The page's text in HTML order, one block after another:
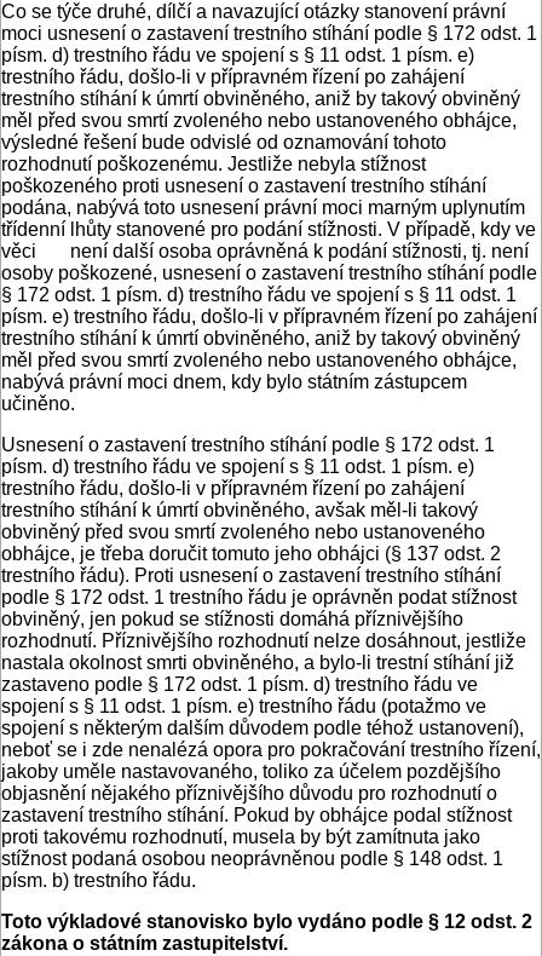
Co se týče druhé, dílčí a navazující otázky stanovení právní
moci usnesení o zastavení trestního stíhání podle § 172 odst. 1
písm. d) trestního řádu ve spojení s § 11 odst. 1 písm. e)
trestního řádu, došlo-li v přípravném řízení po zahájení
trestního stíhání k úmrtí obviněného, aniž by takový obviněný
měl před svou smrtí zvoleného nebo ustanoveného obhájce,
výsledné řešení bude odvislé od oznamování tohoto
rozhodnutí poškozenému. Jestliže nebyla stížnost
poškozeného proti usnesení o zastavení trestního stíhání
podána, nabývá toto usnesení právní moci marným uplynutím
třídenní lhůty stanovené pro podání stížnosti. V případě, kdy ve
věci není další osoba oprávněná k podání stížnosti, tj. není
osoby poškozené, usnesení o zastavení trestního stíhání podle
§ 172 odst. 1 písm. d) trestního řádu ve spojení s § 11 odst. 1
písm. e) trestního řádu, došlo-li v přípravném řízení po zahájení
trestního stíhání k úmrtí obviněného, aniž by takový obviněný
měl před svou smrtí zvoleného nebo ustanoveného obhájce,
nabývá právní moci dnem, kdy bylo státním zástupcem
učiněno.
Usnesení o zastavení trestního stíhání podle § 172 odst. 1
písm. d) trestního řádu ve spojení s § 11 odst. 1 písm. e)
trestního řádu, došlo-li v přípravném řízení po zahájení
trestního stíhání k úmrtí obviněného, avšak měl-li takový
obviněný před svou smrtí zvoleného nebo ustanoveného
obhájce, je třeba doručit tomuto jeho obhájci (§ 137 odst. 2
trestního řádu). Proti usnesení o zastavení trestního stíhání
podle § 172 odst. 1 trestního řádu je oprávněn podat stížnost
obviněný, jen pokud se stížnosti domáhá příznivějšího
rozhodnutí. Příznivějšího rozhodnutí nelze dosáhnout, jestliže
nastala okolnost smrti obviněného, a bylo-li trestní stíhání již
zastaveno podle § 172 odst. 1 písm. d) trestního řádu ve
spojení s § 11 odst. 1 písm. e) trestního řádu (potažmo ve
spojení s některým dalším důvodem podle téhož ustanovení),
neboť se i zde nenalézá opora pro pokračování trestního řízení,
jakoby uměle nastavovaného, toliko za účelem pozdějšího
objasnění nějakého příznivějšího důvodu pro rozhodnutí o
zastavení trestního stíhání. Pokud by obhájce podal stížnost
proti takovému rozhodnutí, musela by být zamítnuta jako
stížnost podaná osobou neoprávněnou podle § 148 odst. 1
písm. b) trestního řádu.
Toto výkladové stanovisko bylo vydáno podle § 12 odst. 2
zákona o státním zastupitelství.